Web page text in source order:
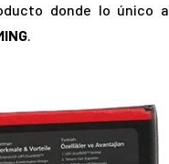
donde lo único a
.